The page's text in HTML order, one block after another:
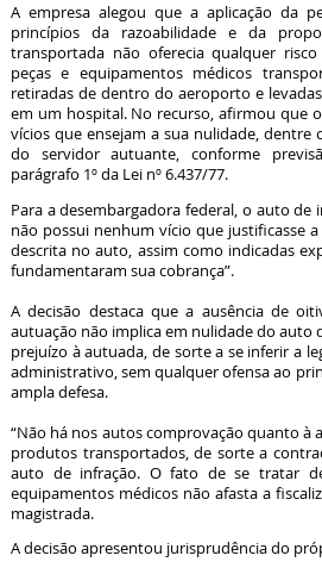
A empresa alegou que a aplicação da
princípios da razoabilidade e da
transportada não oferecia qualquer
peças e equipamentos médicos
retiradas de dentro do aeroporto e
em um hospital. No recurso, afirmou que
vícios que ensejam a sua nulidade, dentre
do servidor autuante, conforme
parágrafo 1º da Lei nº 6.437/77.
Para a desembargadora federal, o auto de
não possui nenhum vício que justificasse
descrita no auto, assim como indicadas
fundamentaram sua cobrança”.
A decisão destaca que a ausência de
autuação não implica em nulidade do auto
prejuízo à autuada, de sorte a se inferir a
administrativo, sem qualquer ofensa ao
ampla defesa.
“Não há nos autos comprovação quanto à
produtos transportados, de sorte a
auto de infração. O fato de se tratar
equipamentos médicos não afasta a
magistrada.
A decisão apresentou jurisprudência do